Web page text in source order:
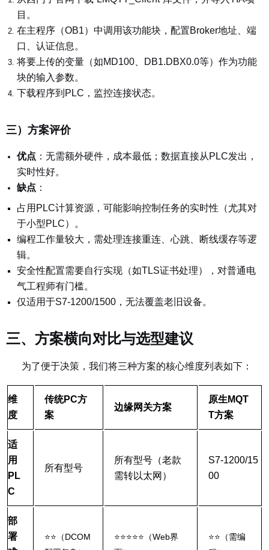
目。
在主程序（OB1）中调用该功能块，配置Broker地址、端
口、认证信息。
将要上传的变量（如MD100、DB1.DBX0.0等）作为功能
块的输入参数。
下载程序到PLC，监控连接状态。
三）方案评价
优点 ： 无需额外硬件，成本最低；数据直接从PLC发出，
实时性好。
缺点 ：
占用PLC计算资源，可能影响控制任务的实时性（尤其对
于小型PLC）。
编程工作量较大，需处理连接重连、心跳、断线缓存等逻
辑。
安全性配置需要自行实现（如TLS证书处理），对普通电
气工程师有门槛。
仅适用于S7-1200/1500，无法覆盖老旧设备。
三、方案横向对比与选型建议
为了便于决策，我们将三种方案的核心维度列表如下：
维
度
传统PC方
案
边缘网关方案
原生MQT
T方案
适
用
PL
C
所有型号
所有型号（老款
需转以太网）
S7-1200/15
00
部
署
⭐⭐ （DCOM
⭐⭐⭐⭐⭐ （Web界
⭐⭐ （需编